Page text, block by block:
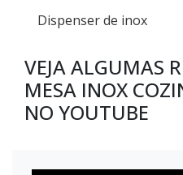
Dispenser de inox
VEJA ALGUMAS
MESA INOX
NO YOUTUBE